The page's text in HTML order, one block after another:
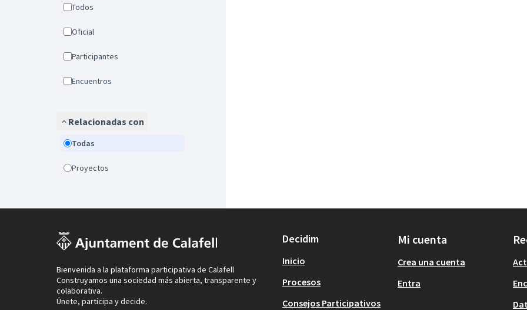
Todos
Oficial
Participantes
Encuentros
Relacionadas con
Todas
Proyectos
Bienvenida a la plataforma participativa de Calafell
Construyamos una sociedad más abierta, transparente y
colaborativa.
Únete, participa y decide.
Decidim
Inicio
Procesos
Consejos Participativos
Mi cuenta
Crea una cuenta
Entra